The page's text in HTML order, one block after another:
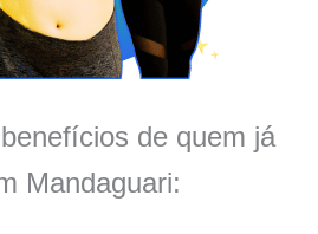
de quem já
Mandaguari: